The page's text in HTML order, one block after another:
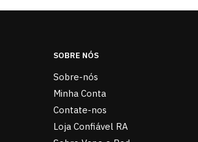
SOBRE NÓS
Sobre-nós
Minha Conta
Contate-nos
Loja Confiável RA